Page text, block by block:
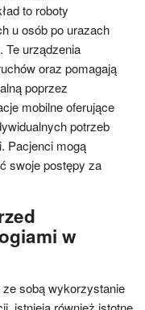
to roboty
u osób po urazach
Te urządzenia
oraz pomagają
poprzez
mobilne oferujące
potrzeb
Pacjenci mogą
swoje postępy za
w
sobą wykorzystanie